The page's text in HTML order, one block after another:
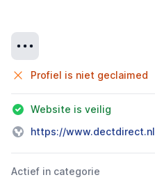
Profiel is niet geclaimed
Website is veilig
https://www.dectdirect.nl
Actief in categorie